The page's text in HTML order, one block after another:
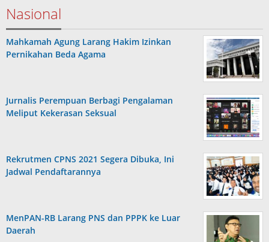
Nasional
Mahkamah Agung Larang Hakim Izinkan
Pernikahan Beda Agama
Jurnalis Perempuan Berbagi Pengalaman
Meliput Kekerasan Seksual
Rekrutmen CPNS 2021 Segera Dibuka, Ini
Jadwal Pendaftarannya
MenPAN-RB Larang PNS dan PPPK ke Luar
Daerah